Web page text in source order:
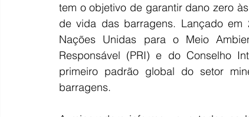
tem o objetivo de garantir dano zero
de vida das barragens. Lançado
Nações Unidas para o Meio
Responsável (PRI) e do Conselho
primeiro padrão global do setor
barragens.